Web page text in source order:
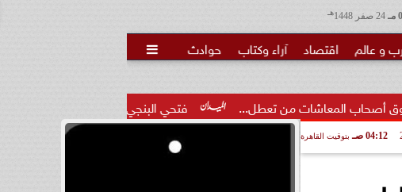
هـ
و عالم اقتصاد آراء وكتاب حوادث 
فتحي البنجي يعلن ترشحه لانتخابات نادي النصر ضمن من تعطل...
04:12 صـ بتوقيت القاهرة